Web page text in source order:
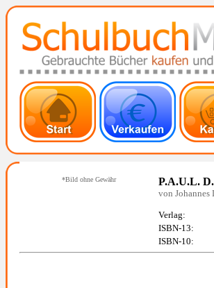
*Bild ohne Gewähr P.A.U.L.
von Johannes
Verlag:
ISBN-13:
ISBN-10: